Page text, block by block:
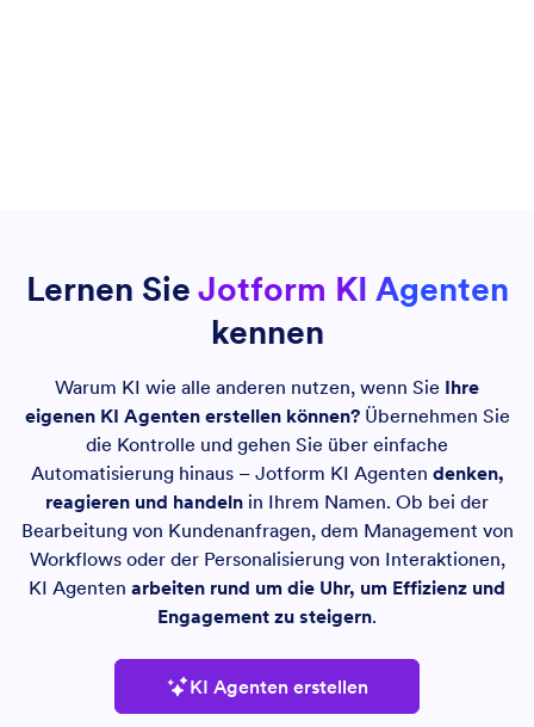
Lernen SieJotform KI Agenten
kennen
Warum KI wie alle anderen nutzen, wenn Sie Ihre
eigenen KI Agenten erstellen können?Übernehmen Sie
die Kontrolle und gehen Sie über einfache
Automatisierung hinaus – Jotform KI Agenten denken,
reagieren und handeln in Ihrem Namen. Ob bei der
Bearbeitung von Kundenanfragen, dem Management von
Workflows oder der Personalisierung von Interaktionen,
KI Agenten arbeiten rund um die Uhr, um Effizienz und
Engagement zu steigern.
KI Agenten erstellen